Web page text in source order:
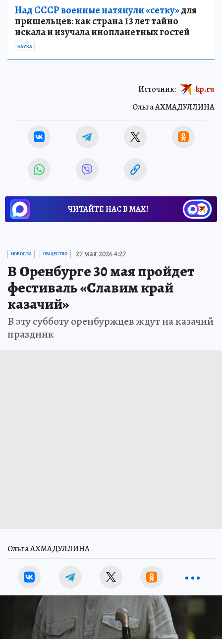
Над СССР военные натянули «сетку»для
пришельцев: как страна 13 лет тайно
искала и изучала инопланетных гостей
НАУКА
Ольга АХМАДУЛЛИНА
Источник: kp.ru
ЧИТАЙТЕ НАС В МАХ!
НОВОСТИ ОБЩЕСТВО 27 мая 2026 4:27
В Оренбурге 30 мая пройдет
фестиваль «Славим край
казачий»
В эту субботу оренбуржцев ждут на казачий
праздник
Ольга АХМАДУЛЛИНА